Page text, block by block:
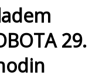
29.